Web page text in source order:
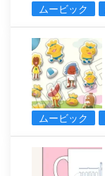
ムービック
ムービック